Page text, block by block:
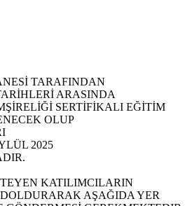
TARAFINDAN
ARASINDA
SERTİFİKALI EĞİTİM
OLUP
2025
KATILIMCILARIN
AŞAĞIDA YER